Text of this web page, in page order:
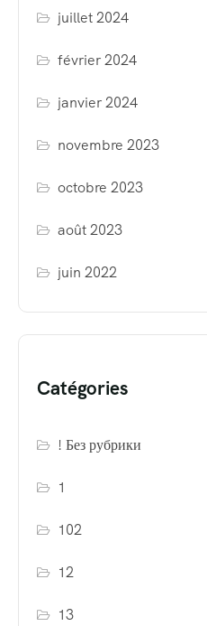
juillet 2024
février 2024
janvier 2024
novembre 2023
octobre 2023
août 2023
juin 2022
Catégories
! Без рубрики
1
102
12
13